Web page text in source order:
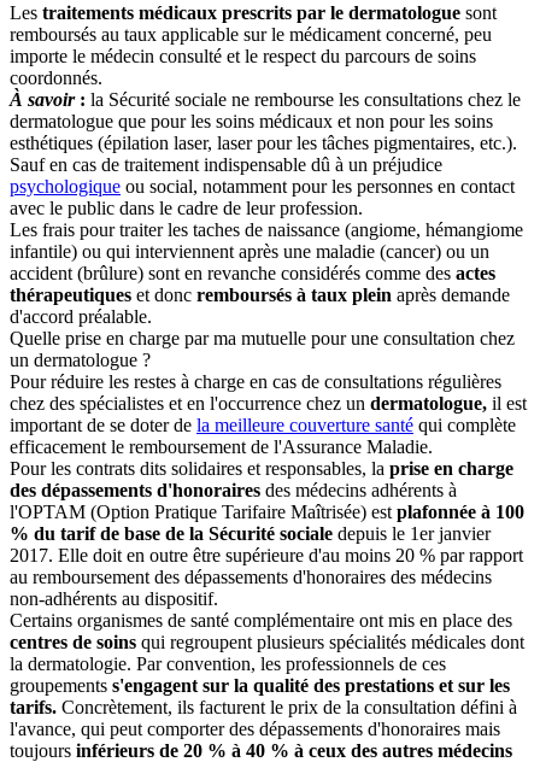
Les traitements médicaux prescrits par le dermatologue sont
remboursés au taux applicable sur le médicament concerné, peu
importe le médecin consulté et le respect du parcours de soins
coordonnés.
À savoir: la Sécurité sociale ne rembourse les consultations chez le
dermatologue que pour les soins médicaux et non pour les soins
esthétiques (épilation laser, laser pour les tâches pigmentaires, etc.).
Sauf en cas de traitement indispensable dû à un préjudice
psychologique ou social, notamment pour les personnes en contact
avec le public dans le cadre de leur profession.
Les frais pour traiter les taches de naissance (angiome, hémangiome
infantile) ou qui interviennent après une maladie (cancer) ou un
accident (brûlure) sont en revanche considérés comme des actes
thérapeutiques et donc remboursés à taux plein après demande
d'accord préalable.
Quelle prise en charge par ma mutuelle pour une consultation chez
un dermatologue ?
Pour réduire les restes à charge en cas de consultations régulières
chez des spécialistes et en l'occurrence chez un dermatologue, il est
important de se doter de la meilleure couverture santé qui complète
efficacement le remboursement de l'Assurance Maladie.
Pour les contrats dits solidaires et responsables, la prise en charge
des dépassements d'honoraires des médecins adhérents à
l'OPTAM (Option Pratique Tarifaire Maîtrisée) est plafonnée à 100
% du tarif de base de la Sécurité sociale depuis le 1er janvier
2017. Elle doit en outre être supérieure d'au moins 20 % par rapport
au remboursement des dépassements d'honoraires des médecins
non-adhérents au dispositif.
Certains organismes de santé complémentaire ont mis en place des
centres de soins qui regroupent plusieurs spécialités médicales dont
la dermatologie. Par convention, les professionnels de ces
groupements s'engagent sur la qualité des prestations et sur les
tarifs. Concrètement, ils facturent le prix de la consultation défini à
l'avance, qui peut comporter des dépassements d'honoraires mais
toujours inférieurs de 20 % à 40 % à ceux des autres médecins